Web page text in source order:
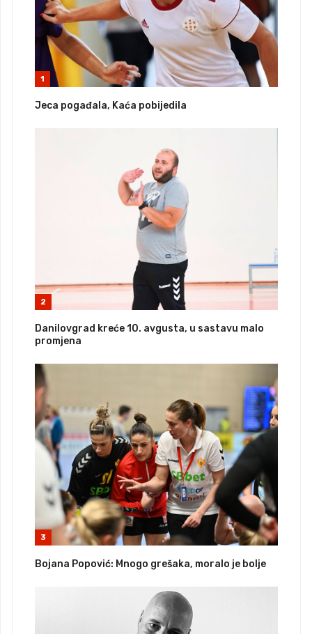
1
Jeca pogađala, Kaća pobijedila
2
Danilovgrad kreće 10. avgusta, u sastavu malo
promjena
3
Bojana Popović: Mnogo grešaka, moralo je bolje